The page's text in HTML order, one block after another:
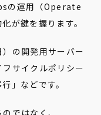
の運用（Operate
が鍵を握ります。
の開発用サーバー
サイクルポリシー
」などです。
ではなく、